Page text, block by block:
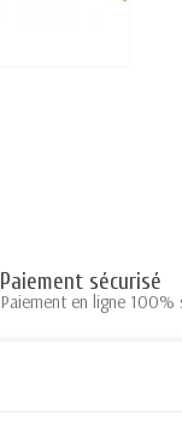
Paiement sécurisé
Paiement en ligne 100%